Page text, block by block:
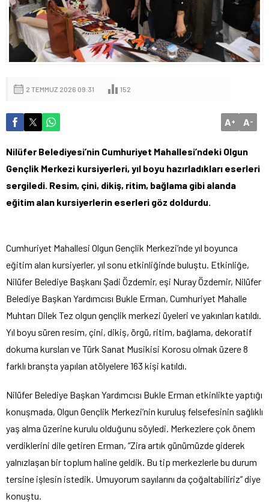
2 TEMMUZ 2026 09:31 152
A+ A-
Nilüfer Belediyesi’nin Cumhuriyet Mahallesi’ndeki Olgun
Gençlik Merkezi kursiyerleri, yıl boyu hazırladıkları eserleri
sergiledi. Resim, çini, dikiş, ritim, bağlama gibi alanda
eğitim alan kursiyerlerin eserleri göz doldurdu.
Cumhuriyet Mahallesi Olgun Gençlik Merkezi’nde yıl boyunca
eğitim alan kursiyerler, yıl sonu etkinliğinde buluştu. Etkinliğe,
Nilüfer Belediye Başkanı Şadi Özdemir, eşi Nuray Özdemir, Nilüfer
Belediye Başkan Yardımcısı Bukle Erman, Cumhuriyet Mahalle
Muhtarı Dilek Tez olgun gençlik merkezi üyeleri ve yakınları katıldı.
Yıl boyu süren resim, çini, dikiş, örgü, ritim, bağlama, dekoratif
dokuma kursları ve Türk Sanat Musikisi Korosu olmak üzere 8
farklı branşta yapılan atölyelere 163 kişi katıldı.
Nilüfer Belediye Başkan Yardımcısı Bukle Erman etkinlikte yaptığı
konuşmada, Olgun Gençlik Merkezi’nin kuruluş felsefesinin sağlıklı
yaş alma üzerine kurulu olduğunu söyledi. Merkezlere çok önem
verdiklerini dile getiren Erman, “Zira artık günümüzde giderek
yalnızlaşan bir toplum haline geldik. Bu tip merkezlerle bu durum
tersine işlesin istedik. Umuyorum sayılarını da çoğaltabiliriz” diye
konuştu.